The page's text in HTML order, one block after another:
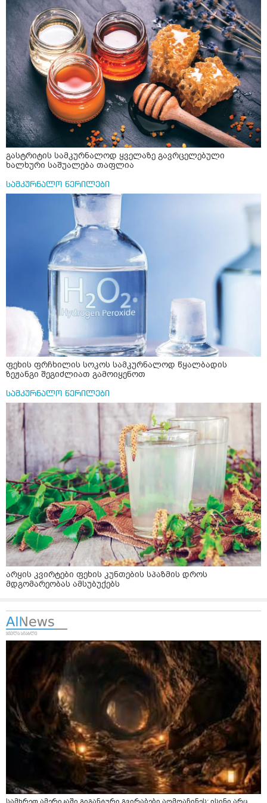
საღამოს ვახშამზე რომ მივიღო თუ შეიძლება? P.S მიზანი
არის ანთების საწინააღმდეგო,ანტიოქსიდანტური და
დამამშვიდებელი( მშვიდი ძილისთვის)
რომ ჩხუბობს ცუდად ვხდები შიშები მეწყება ეგრევე (
ასევე მაქვს დანგრეული ოჯახი 7 თვეა 5წლიანი
ქორწინება დასრულებული იყო ღალატი პატიებები
მანიპულაციები რომ თავს მოიკლავდა თუ წამოვიდოდი
მისგან ეს ტოქსიკური ურთიერთობა დავასრულე ეხლა
ისებ ასე ვარ თავბრუხვევებით და როგორ მოვიქცეე
არვიცი ბოდიში ცოყა არულად მიწერია
გასტრიტის სამკურნალოდ ყველაზე გავრცელებული
ხალხური საშუალება თაფლია
სამკურნალო წერილები
ფეხის ფრჩხილის სოკოს სამკურნალოდ წყალბადის
ზეჟანგი შეგიძლიათ გამოიყენოთ
სამკურნალო წერილები
არყის კვირტები ფეხის კუნთების სპაზმის დროს
მდგომარეობას ამსუბუქებს